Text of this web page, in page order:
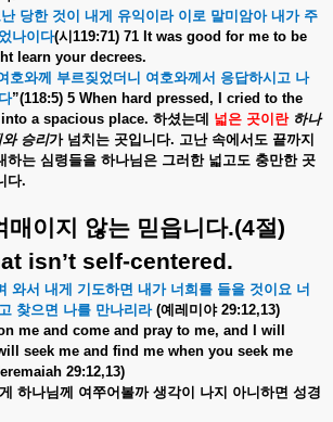
당한 것이 내게 유익이라 이로 말미암아 내가 주
나이다(시 119:71) 71 It was good for me to be
learn your decrees.
호와께 부르짖었더니 여호와께서 응답하시고 나
”(118:5) 5 When hard pressed, I cried to the
a spacious place. 하셨는데 넓은 곳이란 하나
와 승리가 넘치는 곳입니다. 고난 속에서도 끝까지
하는 심령들을 하나님은 그러한 넓고도 충만한 곳
다.
매이지 않는 믿읍니다.(4절)
isn’t self-centered.
와서 내게 기도하면 내가 너희를 들을 것이요 너
찾으면 나를 만나리라 (예레미야29:12,13)
me and come and pray to me, and I will
seek me and find me when you seek me
29:12,13)
하나님께 여쭈어볼까 생각이 나지 아니하면 성경